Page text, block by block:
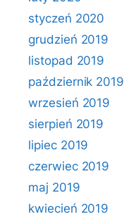
styczeń 2020
grudzień 2019
listopad 2019
październik 2019
wrzesień 2019
sierpień 2019
lipiec 2019
czerwiec 2019
maj 2019
kwiecień 2019